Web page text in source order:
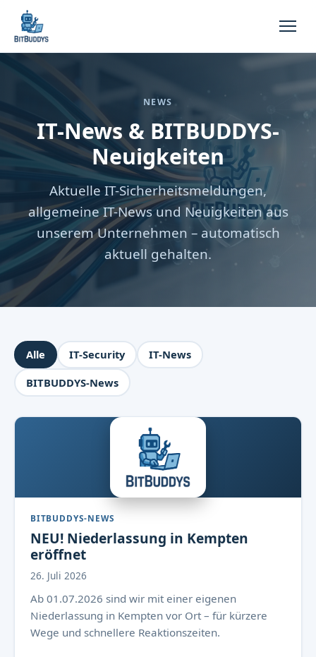
NEWS
IT-News & BITBUDDYS-
Neuigkeiten
Aktuelle IT-Sicherheitsmeldungen,
allgemeine IT-News und Neuigkeiten aus
unserem Unternehmen – automatisch
aktuell gehalten.
Alle IT-Security
IT-News
BITBUDDYS-News
BITBUDDYS-NEWS
NEU! Niederlassung in Kempten
eröffnet
26. Juli 2026
Ab 01.07.2026 sind wir mit einer eigenen
Niederlassung in Kempten vor Ort – für kürzere
Wege und schnellere Reaktionszeiten.